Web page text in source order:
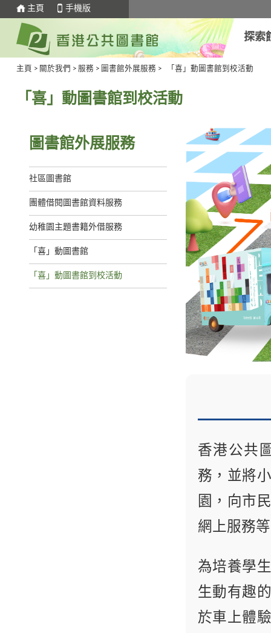
主頁 手機版
探索
主頁 > 關於我們 > 服務 > 圖書館外展服務 > 「喜」動圖書館到校活動
「喜」動圖書館到校活動
圖書館外展服務
社區圖書館
團體借閱圖書館資料服務
幼稚園主題書籍外借服務
「喜」動圖書館
「喜」動圖書館到校活動
香港公共
務，並將
園，向市
網上服務
為培養學
生動有趣
於車上體